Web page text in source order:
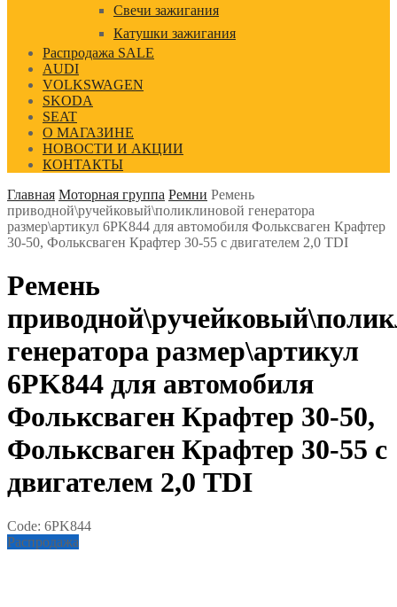
Свечи зажигания
Катушки зажигания
Распродажа SALE
AUDI
VOLKSWAGEN
SKODA
SEAT
О МАГАЗИНЕ
НОВОСТИ И АКЦИИ
КОНТАКТЫ
Главная Моторная группа Ремни Ремень
приводной\ручейковый\поликлиновой генератора
размер\артикул 6PK844 для автомобиля Фольксваген Крафтер
30-50, Фольксваген Крафтер 30-55 с двигателем 2,0 TDI
Ремень
генератора размер\артикул
6PK844 для автомобиля
Фольксваген Крафтер 30-50,
Фольксваген Крафтер 30-55 с
двигателем 2,0 TDI
Code: 6PK844
Распродажа